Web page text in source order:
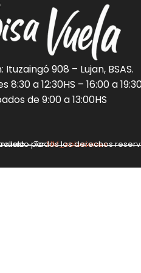
Ituzaingó 908 – Lujan, BSAS.
8:30 a 12:30HS – 16:00 a
de 9:00 a 13:00HS
porNM_soluciones
– Todos los derechos